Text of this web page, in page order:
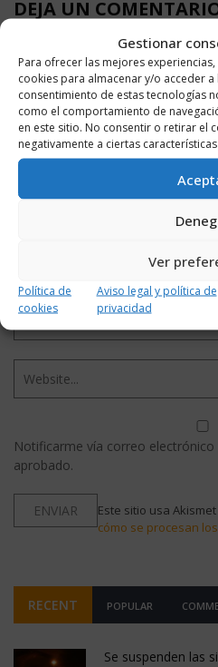
Gestionar
Para ofrecer las mejores
cookies para almacenar y/o acceder
consentimiento de estas tecnologías
como el comportamiento de
en este sitio. No consentir o retirar el
negativamente a ciertas
Ver
Política de
cookies
Aviso legal y política de
privacidad
DEJA UN
Notificarme vía correo
aprobado.
Este sitio usa
cómo se procesan
RECENT POPULAR
Se suspenden las